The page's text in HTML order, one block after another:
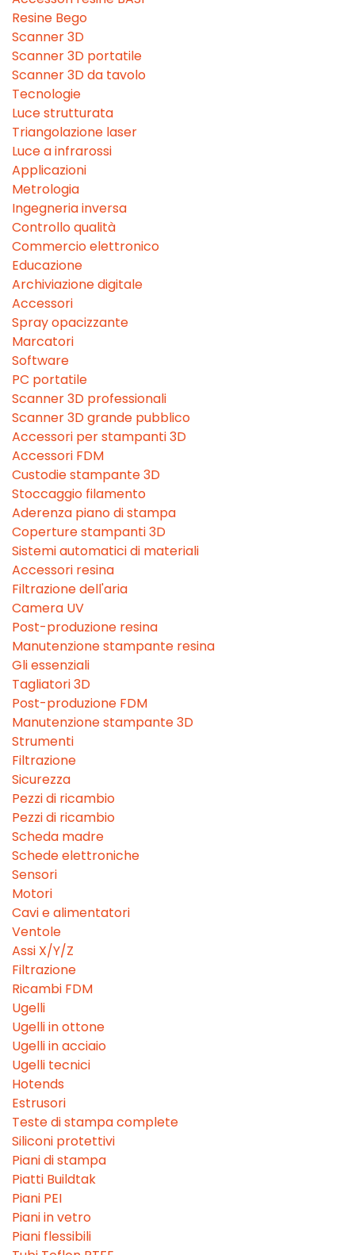
Resine Bego
Scanner 3D
Scanner 3D portatile
Scanner 3D da tavolo
Tecnologie
Luce strutturata
Triangolazione laser
Luce a infrarossi
Applicazioni
Metrologia
Ingegneria inversa
Controllo qualità
Commercio elettronico
Educazione
Archiviazione digitale
Accessori
Spray opacizzante
Marcatori
Software
PC portatile
Scanner 3D professionali
Scanner 3D grande pubblico
Accessori per stampanti 3D
Accessori FDM
Custodie stampante 3D
Stoccaggio filamento
Aderenza piano di stampa
Coperture stampanti 3D
Sistemi automatici di materiali
Accessori resina
Filtrazione dell'aria
Camera UV
Post-produzione resina
Manutenzione stampante resina
Gli essenziali
Tagliatori 3D
Post-produzione FDM
Manutenzione stampante 3D
Strumenti
Filtrazione
Sicurezza
Pezzi di ricambio
Pezzi di ricambio
Scheda madre
Schede elettroniche
Sensori
Motori
Cavi e alimentatori
Ventole
Assi X/Y/Z
Filtrazione
Ricambi FDM
Ugelli
Ugelli in ottone
Ugelli in acciaio
Ugelli tecnici
Hotends
Estrusori
Teste di stampa complete
Siliconi protettivi
Piani di stampa
Piatti Buildtak
Piani PEI
Piani in vetro
Piani flessibili